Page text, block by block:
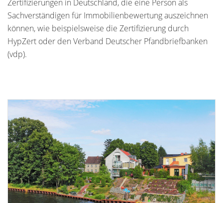
Zertifizierungen in Deutschland, die eine Person als
Sachverständigen für Immobilienbewertung auszeichnen
können, wie beispielsweise die Zertifizierung durch
HypZert oder den Verband Deutscher Pfandbriefbanken
(vdp).